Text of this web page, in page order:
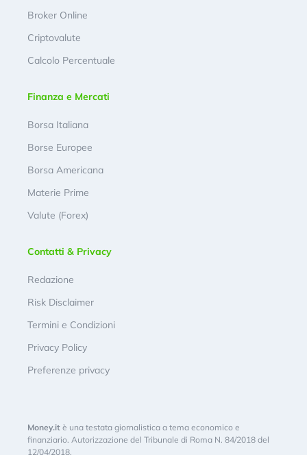
Broker Online
Criptovalute
Calcolo Percentuale
Finanza e Mercati
Borsa Italiana
Borse Europee
Borsa Americana
Materie Prime
Valute (Forex)
Contatti & Privacy
Redazione
Risk Disclaimer
Termini e Condizioni
Privacy Policy
Preferenze privacy
Money.it è una testata giornalistica a tema economico e
finanziario. Autorizzazione del Tribunale di Roma N. 84/2018 del
12/04/2018.